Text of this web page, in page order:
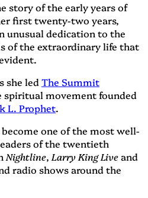
story of the early years of
first twenty-two years,
unusual dedication to the
of the extraordinary life that
she led The Summit
spiritual movement founded
L. Prophet.
one of the most well-
of the twentieth
Nightline, Larry King Liveand
radio shows around the